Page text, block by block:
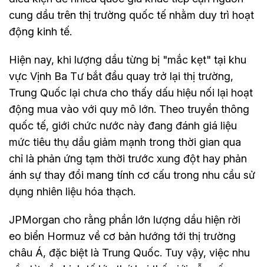
cung dầu trên thị trường quốc tế nhằm duy trì hoạt
động kinh tế.
Hiện nay, khi lượng dầu từng bị "mắc kẹt" tại khu
vực Vịnh Ba Tư bắt đầu quay trở lại thị trường,
Trung Quốc lại chưa cho thấy dấu hiệu nối lại hoạt
động mua vào với quy mô lớn. Theo truyền thông
quốc tế, giới chức nước này đang đánh giá liệu
mức tiêu thụ dầu giảm mạnh trong thời gian qua
chỉ là phản ứng tạm thời trước xung đột hay phản
ánh sự thay đổi mang tính cơ cấu trong nhu cầu sử
dụng nhiên liệu hóa thạch.
JPMorgan cho rằng phần lớn lượng dầu hiện rời
eo biển Hormuz về cơ bản hướng tới thị trường
châu Á, đặc biệt là Trung Quốc. Tuy vậy, việc nhu